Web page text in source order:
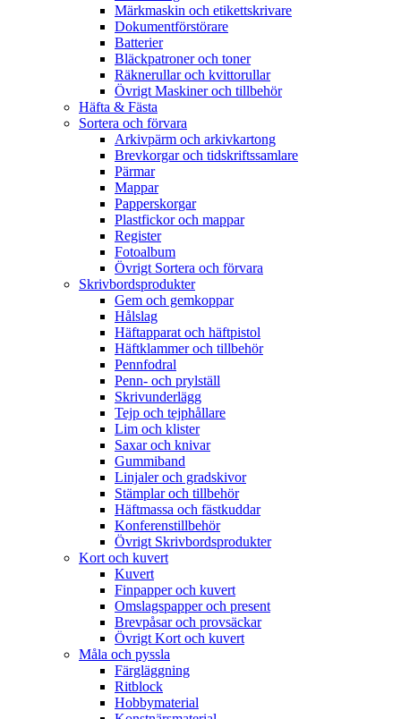
Märkmaskin och etikettskrivare
Dokumentförstörare
Batterier
Bläckpatroner och toner
Räknerullar och kvittorullar
Övrigt Maskiner och tillbehör
Häfta & Fästa
Sortera och förvara
Arkivpärm och arkivkartong
Brevkorgar och tidskriftssamlare
Pärmar
Mappar
Papperskorgar
Plastfickor och mappar
Register
Fotoalbum
Övrigt Sortera och förvara
Skrivbordsprodukter
Gem och gemkoppar
Hålslag
Häftapparat och häftpistol
Häftklammer och tillbehör
Pennfodral
Penn- och prylställ
Skrivunderlägg
Tejp och tejphållare
Lim och klister
Saxar och knivar
Gummiband
Linjaler och gradskivor
Stämplar och tillbehör
Häftmassa och fästkuddar
Konferenstillbehör
Övrigt Skrivbordsprodukter
Kort och kuvert
Kuvert
Finpapper och kuvert
Omslagspapper och present
Brevpåsar och provsäckar
Övrigt Kort och kuvert
Måla och pyssla
Färgläggning
Ritblock
Hobbymaterial